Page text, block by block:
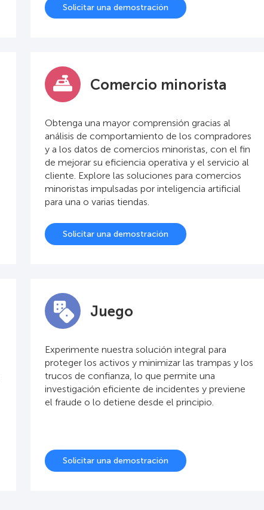
Solicitar una demostración
Comercio minorista
Obtenga una mayor comprensión gracias al
análisis de comportamiento de los compradores
y a los datos de comercios minoristas, con el fin
de mejorar su eficiencia operativa y el servicio al
cliente. Explore las soluciones para comercios
minoristas impulsadas por inteligencia artificial
para una o varias tiendas.
Solicitar una demostración
Juego
Experimente nuestra solución integral para
proteger los activos y minimizar las trampas y los
trucos de confianza, lo que permite una
investigación eficiente de incidentes y previene
el fraude o lo detiene desde el principio.
Solicitar una demostración